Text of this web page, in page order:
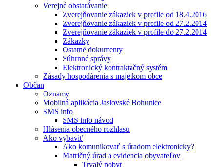
Verejné obstarávanie
Zverejňovanie zákaziek v profile od 18.4.2016
Zverejňovanie zákaziek v profile od 27.2.2014
Zverejňovanie zákaziek v profile do 27.2.2014
Zákazky
Ostatné dokumenty
Súhrnné správy
Elektronický kontraktačný systém
Zásady hospodárenia s majetkom obce
Občan
Oznamy
Mobilná aplikácia Jaslovské Bohunice
SMS info
SMS info návod
Hlásenia obecného rozhlasu
Ako vybaviť
Ako komunikovať s úradom elektronicky?
Matričný úrad a evidencia obyvateľov
Trvalý pobyt